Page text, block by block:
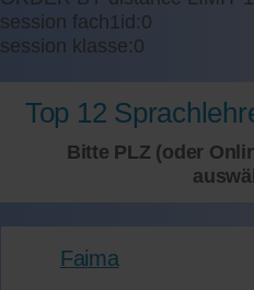
session fach1id:0
session klasse:0
Top 12
Bitte PLZ (oder
Faima